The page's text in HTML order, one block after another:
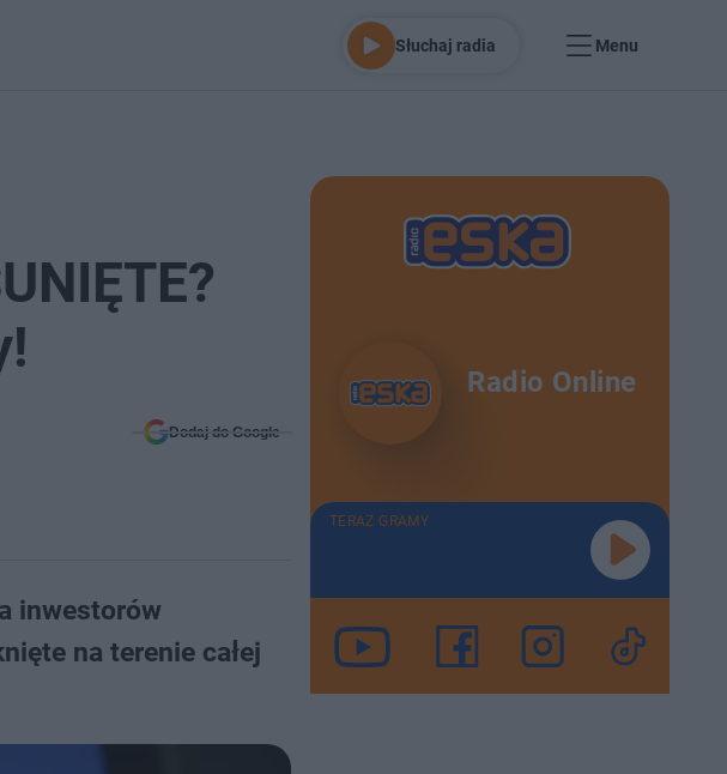
Słuchaj radia Menu
Dodaj do Google
inwestorów
na terenie całej
Radio Online
TERAZ GRAMY